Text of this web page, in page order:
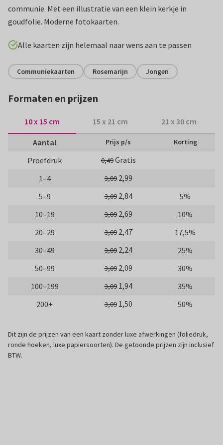
communie. Met een illustratie van een klein kerkje in
goudfolie. Moderne fotokaarten.
Alle kaarten zijn helemaal naar wens aan te passen
Communiekaarten Rosemarijn Jongen
Formaten en prijzen
10 x 15 cm 15 x 21 cm 21 x 30 cm
Aantal Prijs p/s Korting
Proefdruk 0,49Gratis
1–4
3,09 2,99
5–9
3,09 2,84
5%
10–19
3,09 2,69
10%
20–29
3,09 2,47
17,5%
30–49
3,09 2,24
25%
50–99
3,09 2,09
30%
100–199
3,09 1,94
35%
200+
3,09 1,50 50%
Dit zijn de prijzen van een kaart zonder luxe afwerkingen (foliedruk,
ronde hoeken, luxe papiersoorten). De getoonde prijzen zijn inclusief
BTW.